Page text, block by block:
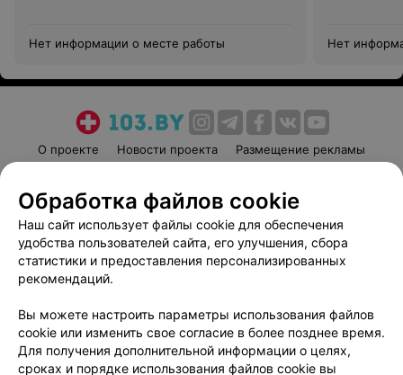
Нет информации о месте работы Нет
О проекте Новости проекта
Размещение рекламы
Пользовательское соглашение
Способы оплаты
Вакансии
Партнеры
Написать руководителю 103.by
Обработка персональных данных
Обработка файлов cookie
Наш сайт использует файлы cookie для обеспечения
удобства пользователей сайта, его улучшения, сбора
статистики и предоставления персонализированных
рекомендаций.
Вы можете настроить параметры использования файлов
cookie или изменить свое согласие в более позднее время.
Для получения дополнительной информации о целях,
сроках и порядке использования файлов cookie вы